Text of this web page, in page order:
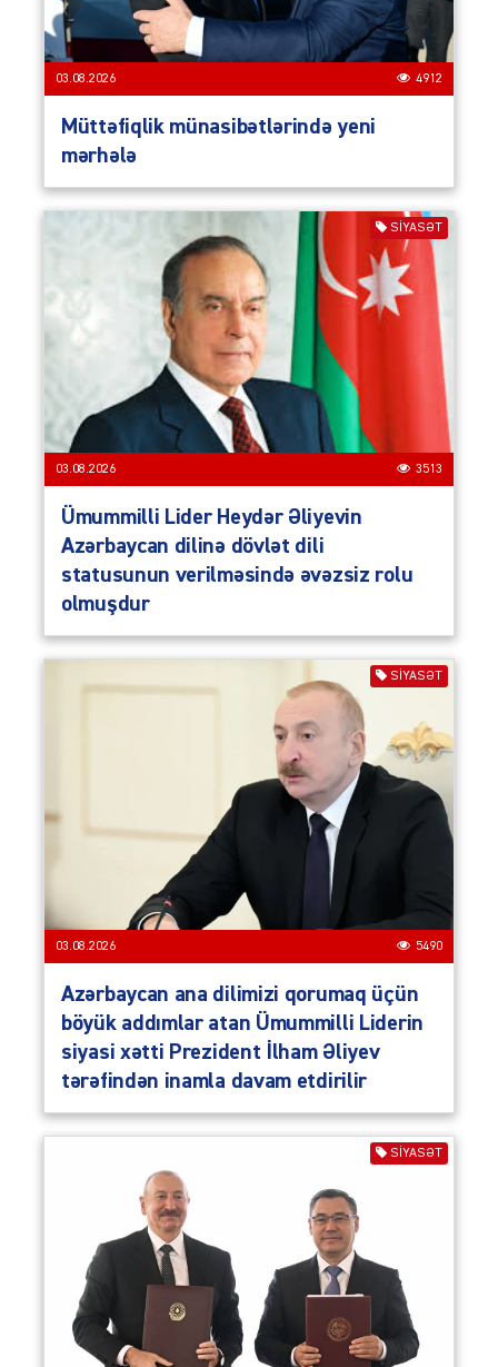
03.08.2026 4912
Müttəfiqlik münasibətlərində yeni
mərhələ
SIYASƏT
03.08.2026 3513
Ümummilli Lider Heydər Əliyevin
Azərbaycan dilinə dövlət dili
statusunun verilməsində əvəzsiz rolu
olmuşdur
SIYASƏT
03.08.2026 5490
Azərbaycan ana dilimizi qorumaq üçün
böyük addımlar atan Ümummilli Liderin
siyasi xətti Prezident İlham Əliyev
tərəfindən inamla davam etdirilir
SIYASƏT